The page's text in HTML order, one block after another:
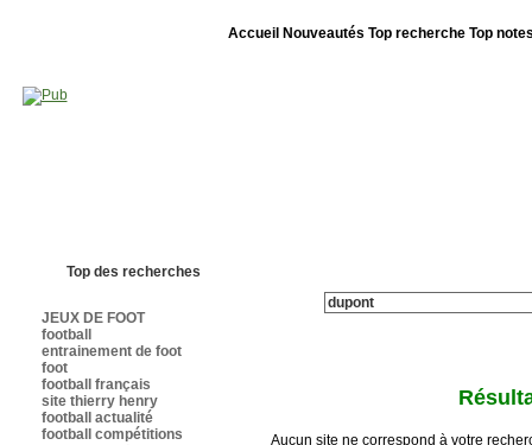
Accueil Nouveautés Top recherche Top
Top des recherches
JEUX DE FOOT
football
entrainement de foot
foot
football français
site thierry henry
football actualité
football compétitions
Aucun site ne correspond à votre